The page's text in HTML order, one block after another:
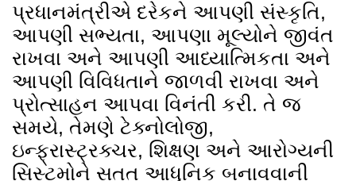
પ્રધાનમંત્રીએ દરેકને આપણી સંસ્કૃતિ,
આપણી સભ્યતા, આપણા મૂલ્યોને જીવંત
રાખવા અને આપણી આધ્યાત્મિકતા અને
આપણી વિવિધતાને જાળવી રાખવા અને
પ્રોત્સાહન આપવા વિનંતી કરી. તે જ
સમયે, તેમણે ટેક્નોલોજી,
ઇન્ફ્રાસ્ટ્રક્ચર, શિક્ષણ અને આરોગ્યની
સિસ્ટમોને સતત આધુનિક બનાવવાની